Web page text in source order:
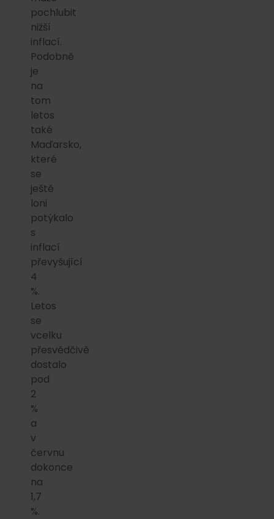
pochlubit
nižší
inflací.
Podobně
je
na
tom
letos
také
Maďarsko,
které
se
ještě
loni
potýkalo
s
inflací
převyšující
4
%.
Letos
se
vcelku
přesvědčivě
dostalo
pod
2
%
a
v
červnu
dokonce
na
1,7
%.